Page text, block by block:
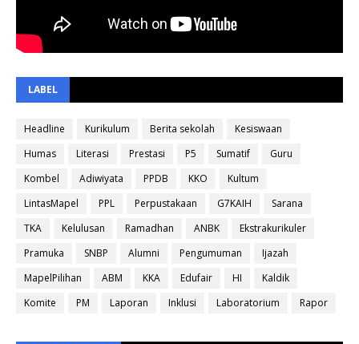
LABEL
Headline Kurikulum Berita sekolah
Kesiswaan
Humas
Literasi Prestasi P5 Sumatif
Guru
Kombel
Adiwiyata PPDB KKO
Kultum
LintasMapel
PPL Perpustakaan G7KAIH
Sarana
TKA
Kelulusan Ramadhan ANBK
Ekstrakurikuler
Pramuka
SNBP Alumni Pengumuman
Ijazah
MapelPilihan
ABM KKA Edufair HI
Kaldik
Komite
PM Laporan Inklusi Laboratorium Rapor